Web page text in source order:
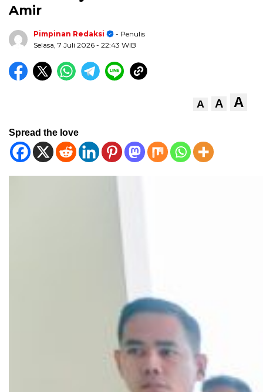
Amir
Pimpinan Redaksi
- Penulis
Selasa, 7 Juli 2026 - 22:43 WIB
A A A
Spread the love